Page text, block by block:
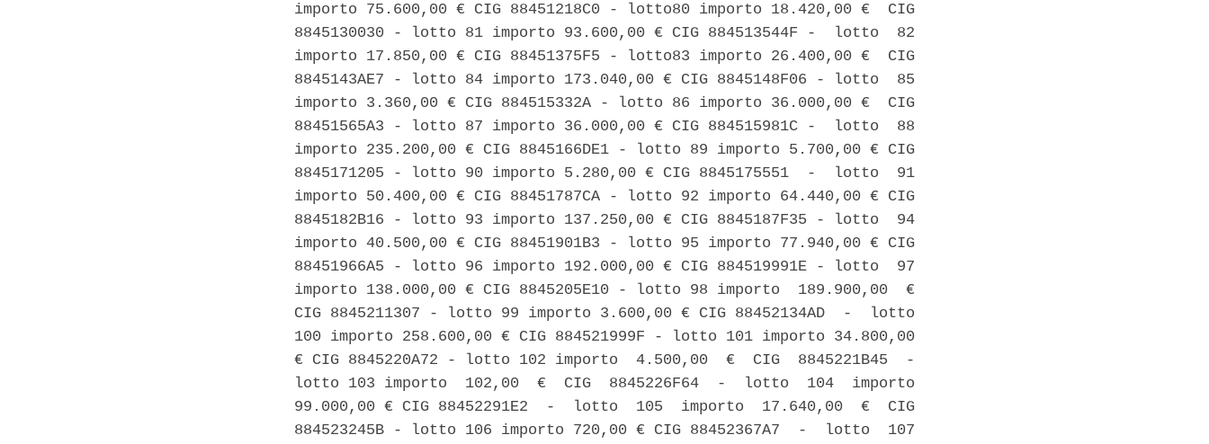
importo 75.600,00 € CIG 88451218C0 - lotto80 importo 18.420,00 €  CIG
8845130030 - lotto 81 importo 93.600,00 € CIG 884513544F -  lotto  82
importo 17.850,00 € CIG 88451375F5 - lotto83 importo 26.400,00 €  CIG
8845143AE7 - lotto 84 importo 173.040,00 € CIG 8845148F06 - lotto  85
importo 3.360,00 € CIG 884515332A - lotto 86 importo 36.000,00 €  CIG
88451565A3 - lotto 87 importo 36.000,00 € CIG 884515981C -  lotto  88
importo 235.200,00 € CIG 8845166DE1 - lotto 89 importo 5.700,00 € CIG
8845171205 - lotto 90 importo 5.280,00 € CIG 8845175551  -  lotto  91
importo 50.400,00 € CIG 88451787CA - lotto 92 importo 64.440,00 € CIG
8845182B16 - lotto 93 importo 137.250,00 € CIG 8845187F35 - lotto  94
importo 40.500,00 € CIG 88451901B3 - lotto 95 importo 77.940,00 € CIG
88451966A5 - lotto 96 importo 192.000,00 € CIG 884519991E - lotto  97
importo 138.000,00 € CIG 8845205E10 - lotto 98 importo  189.900,00  €
CIG 8845211307 - lotto 99 importo 3.600,00 € CIG 88452134AD  -  lotto
100 importo 258.600,00 € CIG 884521999F - lotto 101 importo 34.800,00
€ CIG 8845220A72 - lotto 102 importo  4.500,00  €  CIG  8845221B45  -
lotto 103 importo  102,00  €  CIG  8845226F64  -  lotto  104  importo
99.000,00 € CIG 88452291E2  -  lotto  105  importo  17.640,00  €  CIG
884523245B - lotto 106 importo 720,00 € CIG 88452367A7  -  lotto  107